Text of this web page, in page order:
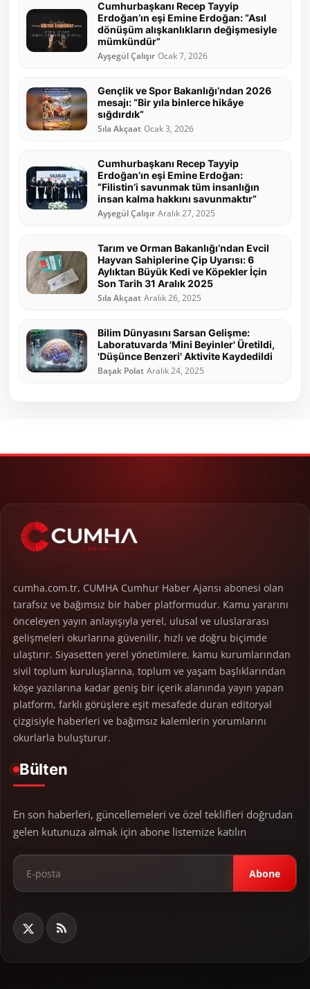
Cumhurbaşkanı Recep Tayyip
Erdoğan’ın eşi Emine Erdoğan: “Asıl
dönüşüm alışkanlıkların değişmesiyle
mümkündür”
Ayşegül Çalışır Ocak 7, 2026
Gençlik ve Spor Bakanlığı’ndan 2026
mesajı: “Bir yıla binlerce hikâye
sığdırdık”
Sıla Akçaat Ocak 3, 2026
Cumhurbaşkanı Recep Tayyip
Erdoğan’ın eşi Emine Erdoğan:
“Filistin’i savunmak tüm insanlığın
insan kalma hakkını savunmaktır”
Ayşegül Çalışır Aralık 27, 2025
Tarım ve Orman Bakanlığı’ndan Evcil
Hayvan Sahiplerine Çip Uyarısı: 6
Aylıktan Büyük Kedi ve Köpekler İçin
Son Tarih 31 Aralık 2025
Sıla Akçaat Aralık 26, 2025
Bilim Dünyasını Sarsan Gelişme:
Laboratuvarda 'Mini Beyinler' Üretildi,
'Düşünce Benzeri' Aktivite Kaydedildi
Başak Polat Aralık 24, 2025
cumha.com.tr, CUMHA Cumhur Haber Ajansı abonesi olan
tarafsız ve bağımsız bir haber platformudur. Kamu yararını
önceleyen yayın anlayışıyla yerel, ulusal ve uluslararası
gelişmeleri okurlarına güvenilir, hızlı ve doğru biçimde
ulaştırır. Siyasetten yerel yönetimlere, kamu kurumlarından
sivil toplum kuruluşlarına, toplum ve yaşam başlıklarından
köşe yazılarına kadar geniş bir içerik alanında yayın yapan
platform, farklı görüşlere eşit mesafede duran editoryal
çizgisiyle haberleri ve bağımsız kalemlerin yorumlarını
okurlarla buluşturur.
Bülten
En son haberleri, güncellemeleri ve özel teklifleri doğrudan
gelen kutunuza almak için abone listemize katılın
Abone